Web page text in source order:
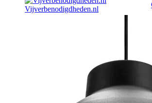
Vijverbenodigdheden.nl